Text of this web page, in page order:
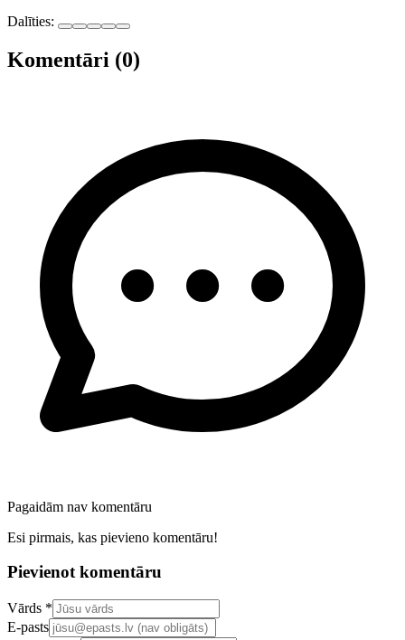
Dalīties:
Komentāri (0)
Pagaidām nav komentāru
Esi pirmais, kas pievieno komentāru!
Pievienot komentāru
Confirm your email address
Vārds *
E-pasts